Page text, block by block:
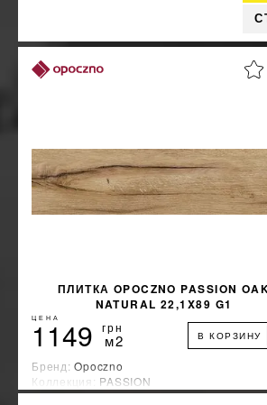
ПЛИТКА OPOCZNO PASSION OAK
NATURAL 22,1X89 G1
ЦЕНА
1149 грн
м2 В КОРЗИНУ
Бренд:Opoczno
Коллекция: PASSION
Страна-производитель:Польша